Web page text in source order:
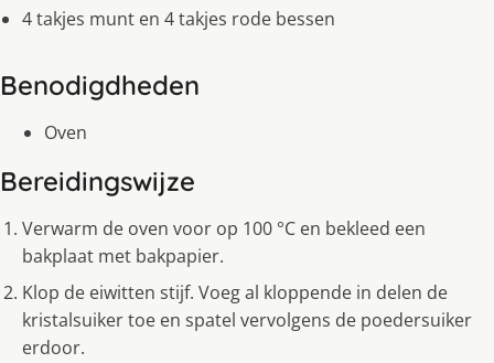
4 takjes munt en 4 takjes rode bessen
Benodigdheden
Oven
Bereidingswijze
Verwarm de oven voor op 100 °C en bekleed een
bakplaat met bakpapier.
Klop de eiwitten stijf. Voeg al kloppende in delen de
kristalsuiker toe en spatel vervolgens de poedersuiker
erdoor.